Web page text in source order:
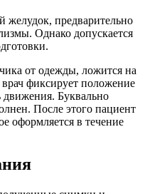
желудок, предварительно
Однако допускается
от одежды, ложится на
врач фиксирует положение
движения. Буквально
После этого пациент
оформляется в течение